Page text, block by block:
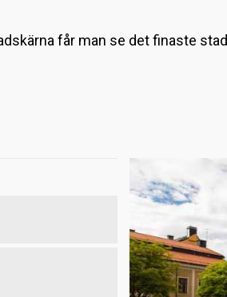
får man se det finaste